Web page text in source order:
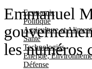
Economie
Politique
Agriculture et
Santé
Technologies
Energie,
Défense
Emmanuel
les numéros